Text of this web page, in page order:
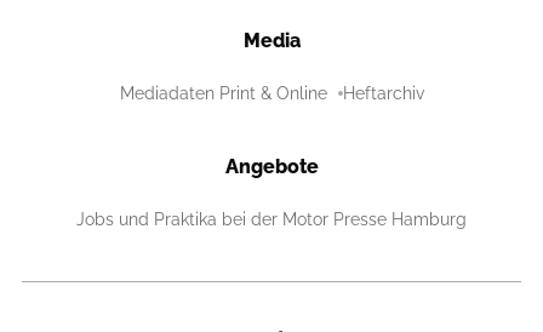
Media
Mediadaten Print & Online Heftarchiv
Angebote
Jobs und Praktika bei der Motor Presse Hamburg